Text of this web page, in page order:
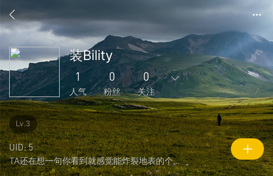
装Bility
1
人气
0
粉丝
0
关注
1
主题
6
回复
0
好友
0
粉丝
0
关注
0 1 961
Lv.3
UID: 5
TA还在想一句你看到就感觉能炸裂地表的个性签名